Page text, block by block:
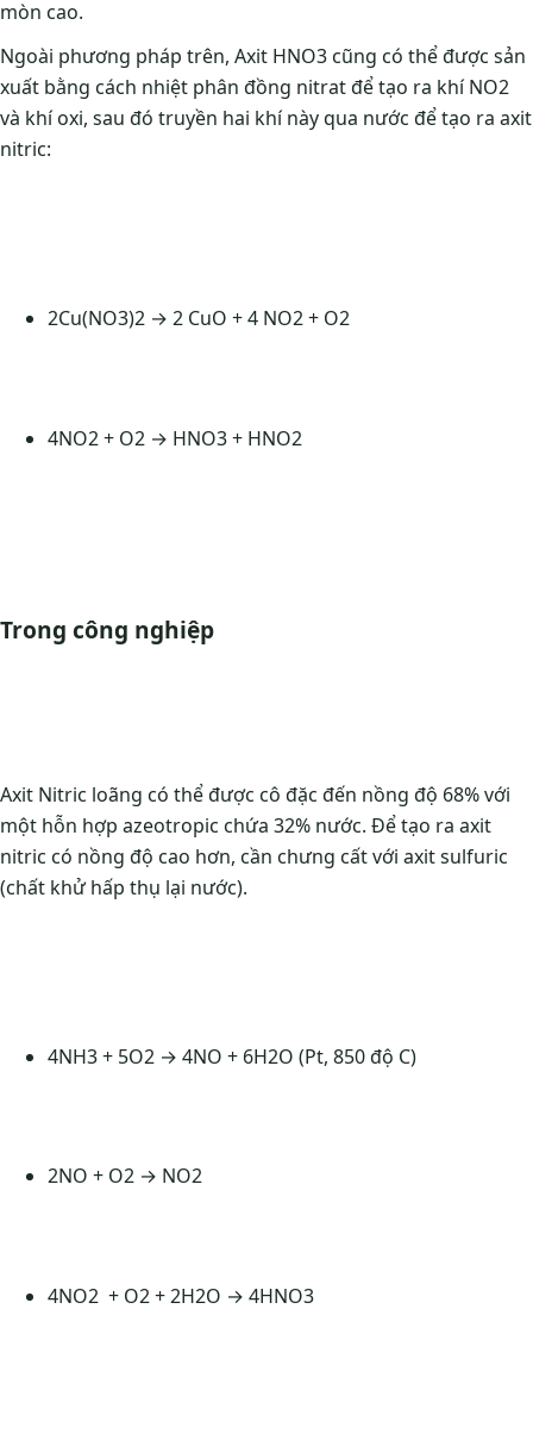
mòn cao.
Ngoài phương pháp trên, Axit HNO3 cũng có thể được sản
xuất bằng cách nhiệt phân đồng nitrat để tạo ra khí NO2
và khí oxi, sau đó truyền hai khí này qua nước để tạo ra axit
nitric:
2Cu(NO3)2 → 2 CuO + 4 NO2 + O2
4NO2 + O2 → HNO3 + HNO2
Trong công nghiệp
Axit Nitric loãng có thể được cô đặc đến nồng độ 68% với
một hỗn hợp azeotropic chứa 32% nước. Để tạo ra axit
nitric có nồng độ cao hơn, cần chưng cất với axit sulfuric
(chất khử hấp thụ lại nước).
4NH3 + 5O2 → 4NO + 6H2O (Pt, 850 độ C)
2NO + O2 → NO2
4NO2 + O2 + 2H2O → 4HNO3